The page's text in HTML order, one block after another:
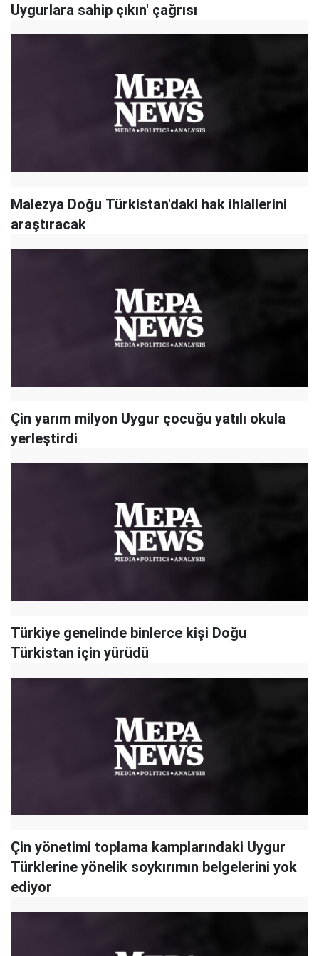
Uygurlara sahip çıkın' çağrısı
Malezya Doğu Türkistan'daki hak ihlallerini
araştıracak
Çin yarım milyon Uygur çocuğu yatılı okula
yerleştirdi
Türkiye genelinde binlerce kişi Doğu
Türkistan için yürüdü
Çin yönetimi toplama kamplarındaki Uygur
Türklerine yönelik soykırımın belgelerini yok
ediyor